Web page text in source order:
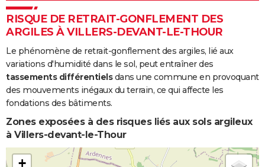
RISQUE DE RETRAIT-GONFLEMENT DES
ARGILES À VILLERS-DEVANT-LE-THOUR
Le phénomène de retrait-gonflement des argiles, lié aux
variations d'humidité dans le sol, peut entraîner des
tassements différentielsdans une commune en provoquant
des mouvements inégaux du terrain, ce qui affecte les
fondations des bâtiments.
Zones exposées à des risques liés aux sols argileux
à Villers-devant-le-Thour
+